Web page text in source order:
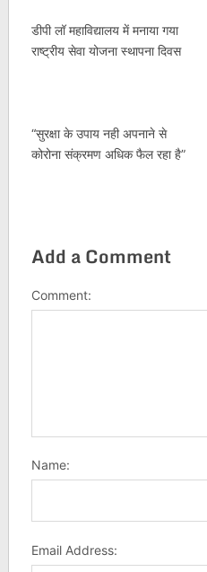
डीपी लॉ महाविद्यालय में मनाया गया
राष्ट्रीय सेवा योजना स्थापना दिवस
“सुरक्षा के उपाय नही अपनाने से
कोरोना संक्रमण अधिक फैल रहा है”
Add a Comment
Comment:
Name:
Email Address: